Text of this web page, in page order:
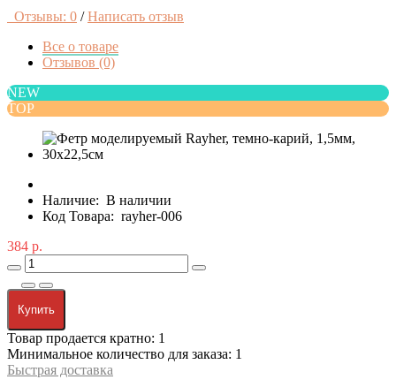
Отзывы: 0 / Написать отзыв
Все о товаре
Отзывов (0)
NEW
TOP
Наличие: В наличии
Код Товара: rayher-006
384 р.
Купить
Товар продается кратно: 1
Минимальное количество для заказа: 1
Быстрая доставка